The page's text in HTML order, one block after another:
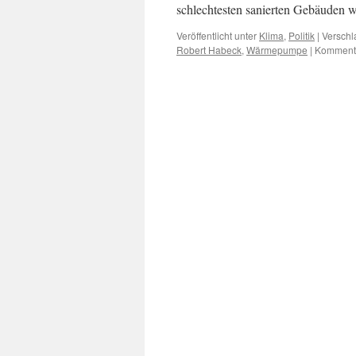
schlechtesten sanierten Gebäuden
Veröffentlicht unter Klima, Politik |
Robert Habeck, Wärmepumpe |